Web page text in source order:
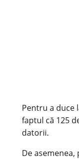
Pentru a duce
faptul că 125
datorii.
De